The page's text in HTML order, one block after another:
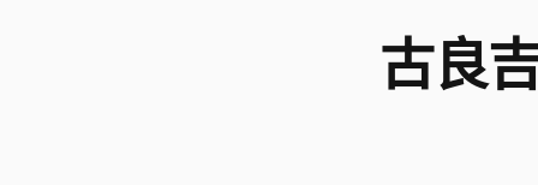
古良